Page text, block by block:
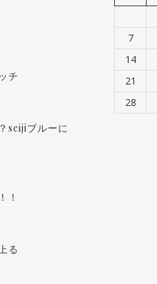
チ
seijiブルーに
！
る
7
14
21
28